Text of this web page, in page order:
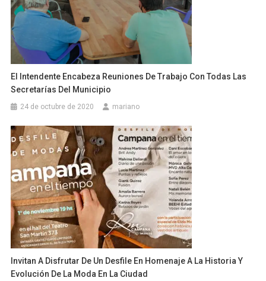
El Intendente Encabeza Reuniones De Trabajo Con Todas Las
Secretarías Del Municipio
24 de octubre de 2020 mariano
Invitan A Disfrutar De Un Desfile En Homenaje A La Historia Y
Evolución De La Moda En La Ciudad